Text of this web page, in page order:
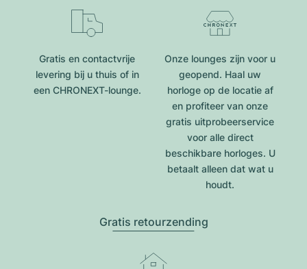
Gratis en contactvrije
levering bij u thuis of in
een CHRONEXT-lounge.
Onze lounges zijn voor u
geopend. Haal uw
horloge op de locatie af
en profiteer van onze
gratis uitprobeerservice
voor alle direct
beschikbare horloges. U
betaalt alleen dat wat u
houdt.
Gratis retourzending